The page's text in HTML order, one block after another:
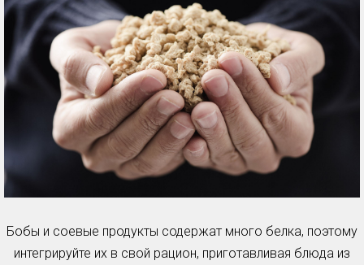
Бобы и соевые продукты содержат много белка, поэтому
интегрируйте их в свой рацион, приготавливая блюда из